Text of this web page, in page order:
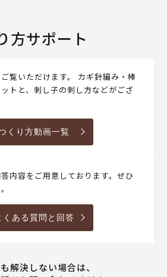
方サポート
覧いただけます。 カギ針編み・棒
トと、刺し子の刺し方などがござ
くり方動画一覧
内容をご用意しております。ぜひ
くある質問と回答
解決しない場合は、